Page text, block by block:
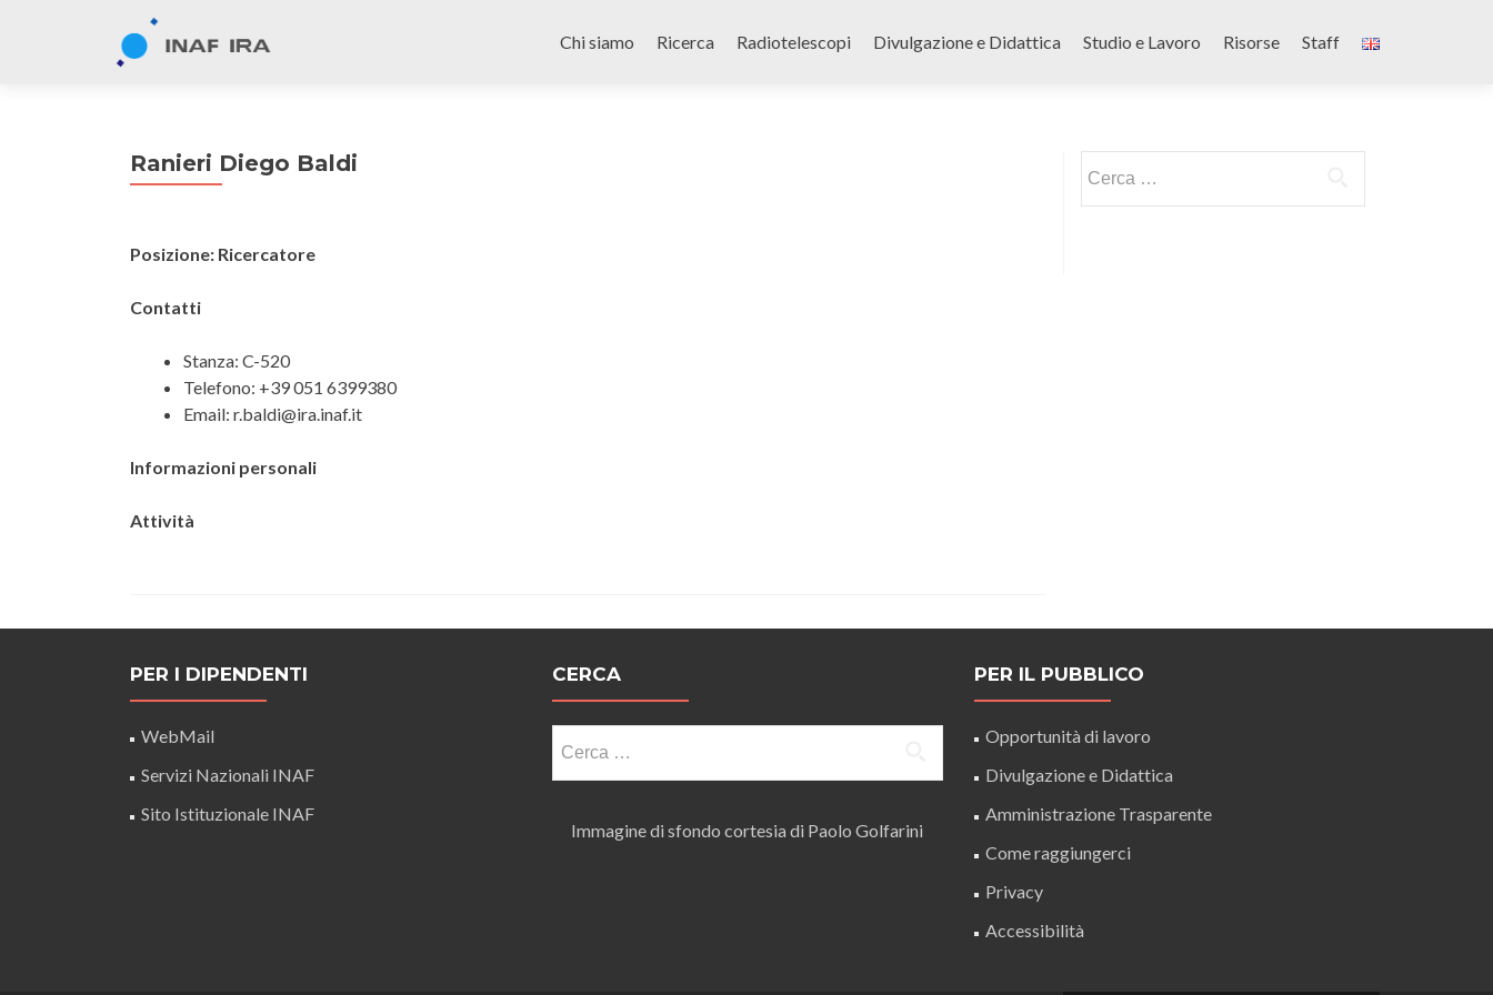
to
Chi siamo Ricerca Radiotelescopi Divulgazione e Didattica Studio e Lavoro Risorse Staff
Ranieri Diego Baldi
Posizione: Ricercatore
Contatti
Stanza: C-520
Telefono: +39 051 6399380
Email: r.baldi@ira.inaf.it
Informazioni personali
Attività
per:
PER I DIPENDENTI
WebMail
Servizi Nazionali INAF
Sito Istituzionale INAF
CERCA
per:
Immagine di sfondo cortesia di Paolo Golfarini
PER IL PUBBLICO
Opportunità di lavoro
Divulgazione e Didattica
Amministrazione Trasparente
Come raggiungerci
Privacy
Accessibilità